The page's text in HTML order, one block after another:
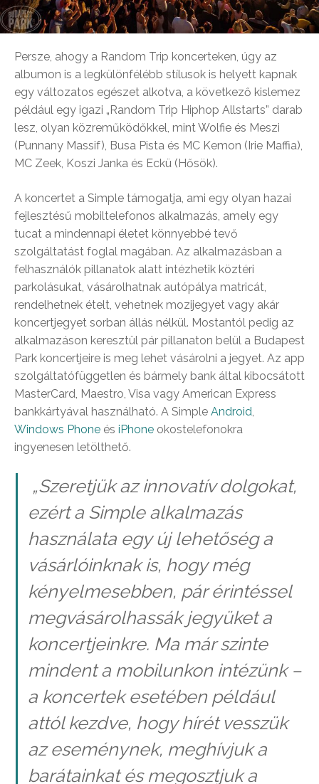
Persze, ahogy a Random Trip koncerteken, úgy az
albumon is a legkülönfélébb stílusok is helyett kapnak
egy változatos egészet alkotva, a következő kislemez
például egy igazi „Random Trip Hiphop Allstarts” darab
lesz, olyan közreműködőkkel, mint Wolfie és Meszi
(Punnany Massif), Busa Pista és MC Kemon (Irie Maffia),
MC Zeek, Koszi Janka és Eckü (Hősök).
A koncertet a Simple támogatja, ami egy olyan hazai
fejlesztésű mobiltelefonos alkalmazás, amely egy
tucat a mindennapi életet könnyebbé tevő
szolgáltatást foglal magában. Az alkalmazásban a
felhasználók pillanatok alatt intézhetik köztéri
parkolásukat, vásárolhatnak autópálya matricát,
rendelhetnek ételt, vehetnek mozijegyet vagy akár
koncertjegyet sorban állás nélkül. Mostantól pedig az
alkalmazáson keresztül pár pillanaton belül a Budapest
Park koncertjeire is meg lehet vásárolni a jegyet. Az app
szolgáltatófüggetlen és bármely bank által kibocsátott
MasterCard, Maestro, Visa vagy American Express
bankkártyával használható. A Simple Android,
Windows Phone és iPhone okostelefonokra
ingyenesen letölthető.
„Szeretjük az innovatív dolgokat,
ezért a Simple alkalmazás
használata egy új lehetőség a
vásárlóinknak is, hogy még
kényelmesebben, pár érintéssel
megvásárolhassák jegyüket a
koncertjeinkre. Ma már szinte
mindent a mobilunkon intézünk –
a koncertek esetében például
attól kezdve, hogy hírét vesszük
az eseménynek, meghívjuk a
barátainkat és megosztjuk a